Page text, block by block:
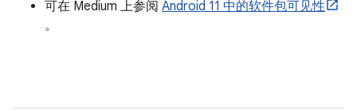
可在 Medium 上参阅 Android 11 中的软件包可见性
。